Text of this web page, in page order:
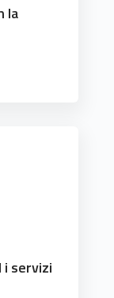
la
i servizi